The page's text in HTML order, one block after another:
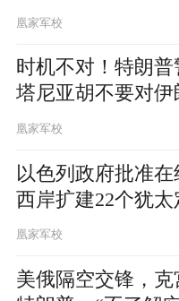
凰家军校
时机不对！特朗普
塔尼亚胡不要对伊
凰家军校
以色列政府批准
西岸扩建22个犹太
凰家军校
美俄隔空交锋，克